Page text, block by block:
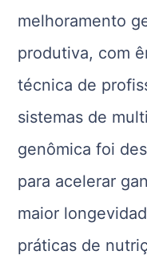
melhoramento
produtiva, com
técnica de
sistemas de
genômica foi
para acelerar
maior
práticas de